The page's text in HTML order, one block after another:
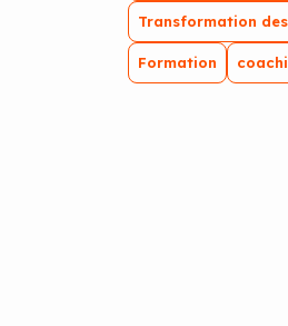
Transformation
Formation